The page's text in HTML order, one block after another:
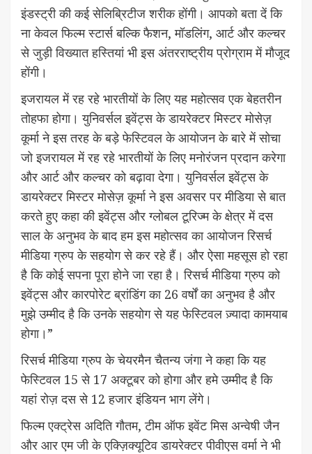
इंडस्ट्री की कई सेलिब्रिटीज शरीक होंगी। आपको बता दें कि
ना केवल फिल्म स्टार्स बल्कि फैशन, मॉडलिंग, आर्ट और कल्चर
से जुड़ी विख्यात हस्तियां भी इस अंतरराष्ट्रीय प्रोग्राम में मौजूद
होंगी।
इजरायल में रह रहे भारतीयों के लिए यह महोत्सव एक बेहतरीन
तोहफा होगा। युनिवर्सल इवेंट्स के डायरेक्टर मिस्टर मोसेज़
कूर्मा ने इस तरह के बड़े फेस्टिवल के आयोजन के बारे में सोचा
जो इजरायल में रह रहे भारतीयों के लिए मनोरंजन प्रदान करेगा
और आर्ट और कल्चर को बढ़ावा देगा। युनिवर्सल इवेंट्स के
डायरेक्टर मिस्टर मोसेज़ कूर्मा ने इस अवसर पर मीडिया से बात
करते हुए कहा की इवेंट्स और ग्लोबल टूरिज्म के क्षेत्र में दस
साल के अनुभव के बाद हम इस महोत्सव का आयोजन रिसर्च
मीडिया ग्रुप के सहयोग से कर रहे हैं। और ऐसा महसूस हो रहा
है कि कोई सपना पूरा होने जा रहा है। रिसर्च मीडिया ग्रुप को
इवेंट्स और कारपोरेट ब्रांडिंग का 26 वर्षों का अनुभव है और
मुझे उम्मीद है कि उनके सहयोग से यह फेस्टिवल ज़्यादा कामयाब
होगा।”
रिसर्च मीडिया ग्रुप के चेयरमैन चैतन्य जंगा ने कहा कि यह
फेस्टिवल 15 से 17 अक्टूबर को होगा और हमे उम्मीद है कि
यहां रोज़ दस से 12 हजार इंडियन भाग लेंगे।
फिल्म एक्ट्रेस अदिति गौतम, टीम ऑफ इवेंट मिस अन्वेषी जैन
और आर एम जी के एक्ज़िक्यूटिव डायरेक्टर पीवीएस वर्मा ने भी